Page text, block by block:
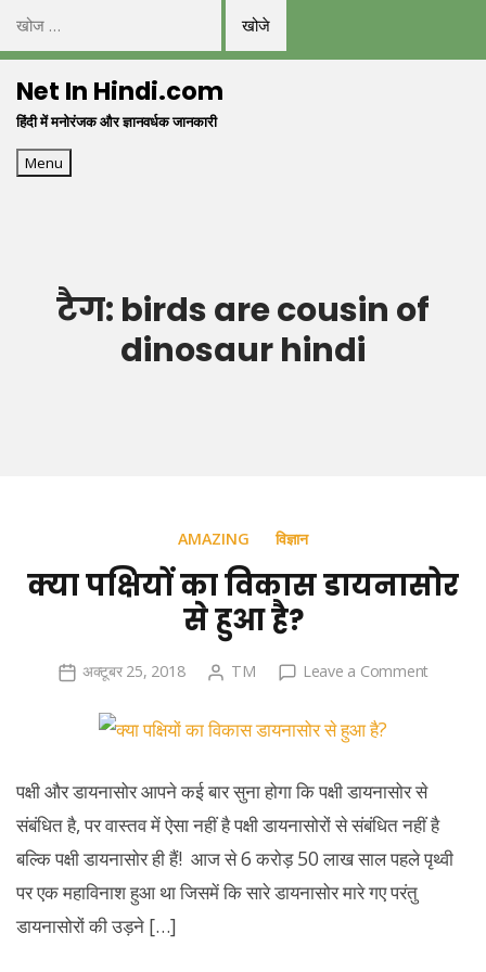
निम्न
को
खोजें:Net In Hindi.com
हिंदी में मनोरंजक और ज्ञानवर्धक जानकारी
Menu
टैग: birds are cousin of
dinosaur hindi
AMAZING विज्ञान
क्या पक्षियों का विकास डायनासोर
से हुआ है?
अक्टूबर 25, 2018 TM Leave a Commenton
से
हुआ
पक्षी और डायनासोर आपने कई बार सुना होगा कि पक्षी डायनासोर से
संबंधित है, पर वास्तव में ऐसा नहीं है पक्षी डायनासोरों से संबंधित नहीं है
बल्कि पक्षी डायनासोर ही हैं! आज से 6 करोड़ 50 लाख साल पहले पृथ्वी
पर एक महाविनाश हुआ था जिसमें कि सारे डायनासोर मारे गए परंतु
डायनासोरों की उड़ने […]